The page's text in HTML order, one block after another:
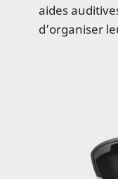
aides
d’organiser